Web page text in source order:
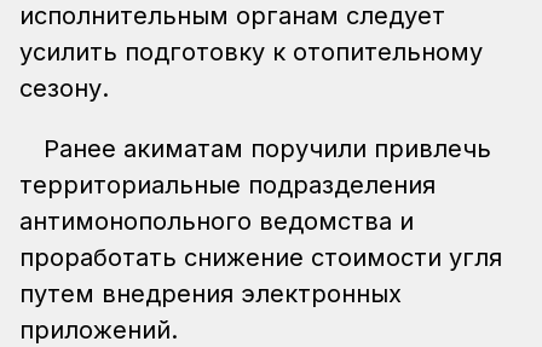
исполнительным органам следует
усилить подготовку к отопительному
сезону.
Ранее акиматам поручили привлечь
территориальные подразделения
антимонопольного ведомства и
проработать снижение стоимости угля
путем внедрения электронных
приложений.